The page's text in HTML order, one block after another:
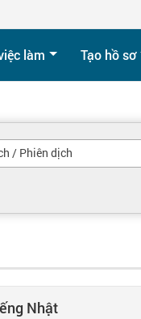
làm Tạo hồ sơ
/ Phiên dịch
Nhật